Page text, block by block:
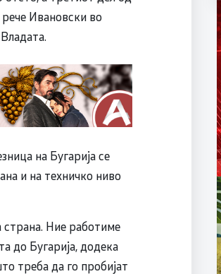
Ивановски во
на Бугарија се
и на техничко ниво
страна. Ние работиме
до Бугарија, додека
треба да го пробијат